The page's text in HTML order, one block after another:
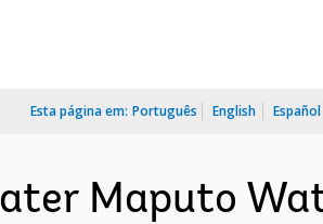
Esta página em: Português English Español
Maputo